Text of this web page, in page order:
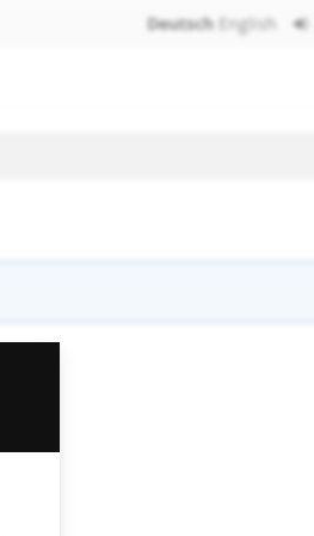
Deutsch English